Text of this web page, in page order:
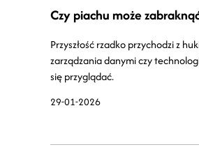
29-01-2026
Czy piachu może
Przyszłość rzadko przychodzi z
zarządzania danymi czy
się przyglądać.